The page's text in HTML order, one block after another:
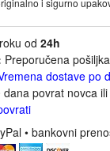
i sigurno
od 24h
Preporučena pošiljka
dostave po
dana povrat novca
• bankovni